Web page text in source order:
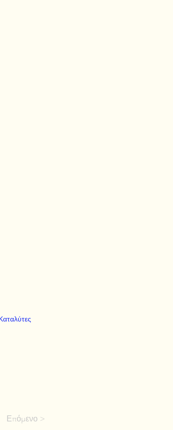
Επόμενο >